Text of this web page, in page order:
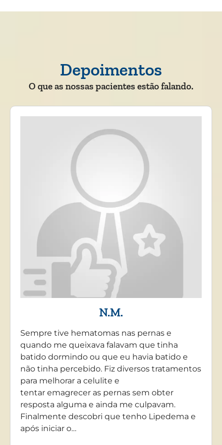
Depoimentos
O que as nossas pacientes estão falando.
N.M.
Sempre tive hematomas nas pernas e
quando me queixava falavam que tinha
batido dormindo ou que eu havia batido e
não tinha percebido. Fiz diversos tratamentos
para melhorar a celulite e
tentar emagrecer as pernas sem obter
resposta alguma e ainda me culpavam.
Finalmente descobri que tenho Lipedema e
após iniciar o…